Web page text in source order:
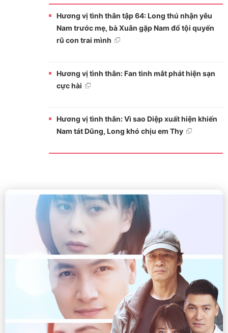
Hương vị tình thân tập 64: Long thú nhận yêu
Nam trước mẹ, bà Xuân gặp Nam đổ tội quyến
rũ con trai mình
Hương vị tình thân: Fan tinh mắt phát hiện sạn
cực hài
Hương vị tình thân: Vì sao Diệp xuất hiện khiến
Nam tát Dũng, Long khó chịu em Thy